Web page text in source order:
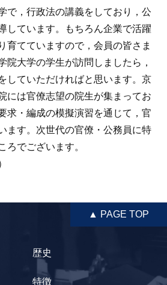
で，行政法の講義をしており，公
しています。もちろん企業で活躍
育てていますので，会員の皆さま
院大学の学生が訪問しましたら，
していただければと思います。京
には官僚志望の院生が集まってお
求・編成の模擬演習を通じて，官
ます。次世代の官僚・公務員に特
ろでございます。
▲ PAGE TOP
歴史
特徴